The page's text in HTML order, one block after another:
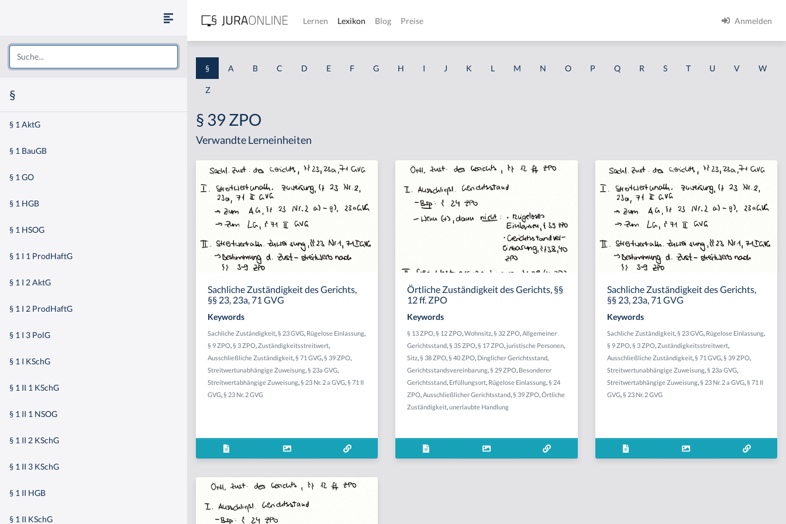
§
§ 1 AktG
§ 1 BauGB
§ 1 GO
§ 1 HGB
§ 1 HSOG
§ 1 I 1 ProdHaftG
§ 1 I 2 AktG
§ 1 I 2 ProdHaftG
§ 1 I 3 PolG
§ 1 I KSchG
§ 1 II 1 KSchG
§ 1 II 1 NSOG
§ 1 II 2 KSchG
§ 1 II 3 KSchG
§ 1 II HGB
§ 1 II KSchG
Lernen Lexikon Blog Preise Anmelden
§ A B C D E F G H I J K L M N O P Q R S T U V W
Z
§ 39 ZPO
Verwandte Lerneinheiten
Sachliche Zuständigkeit des Gerichts,
§§ 23, 23a, 71 GVG
Keywords
Sachliche Zuständigkeit,§ 23 GVG, Rügelose Einlassung,
§ 9 ZPO,§ 3 ZPO,Zuständigkeitsstreitwert,
Ausschließliche Zuständigkeit,§ 71 GVG,§ 39 ZPO,
Streitwertunabhängige Zuweisung,§ 23a GVG,
Streitwertabhängige Zuweisung,§ 23 Nr. 2 a GVG,§ 71 II
GVG,§ 23 Nr. 2 GVG
Örtliche Zuständigkeit des Gerichts, §§
12 ff. ZPO
Keywords
§ 13 ZPO,§ 12 ZPO,Wohnsitz,§ 32 ZPO,Allgemeiner
Gerichtsstand,§ 35 ZPO,§ 17 ZPO,juristische Personen,
Sitz,§ 38 ZPO,§ 40 ZPO, Dinglicher Gerichtsstand,
Gerichtsstandsvereinbarung,§ 29 ZPO, Besonderer
Gerichtsstand, Erfüllungsort, Rügelose Einlassung,§ 24
ZPO,Ausschließlicher Gerichtsstand,§ 39 ZPO,Örtliche
Zuständigkeit,unerlaubte Handlung
Sachliche Zuständigkeit des Gerichts,
§§ 23, 23a, 71 GVG
Keywords
Sachliche Zuständigkeit,§ 23 GVG, Rügelose Einlassung,
§ 9 ZPO,§ 3 ZPO,Zuständigkeitsstreitwert,
Ausschließliche Zuständigkeit,§ 71 GVG,§ 39 ZPO,
Streitwertunabhängige Zuweisung,§ 23a GVG,
Streitwertabhängige Zuweisung,§ 23 Nr. 2 a GVG,§ 71 II
GVG,§ 23 Nr. 2 GVG